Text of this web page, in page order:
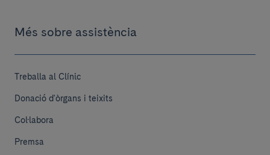
Més sobre assistència
Treballa al Clínic
Donació d'òrgans i teixits
Col·labora
Premsa